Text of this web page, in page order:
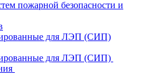
пожарной безопасности и
для ЛЭП (СИП)
для ЛЭП (СИП)